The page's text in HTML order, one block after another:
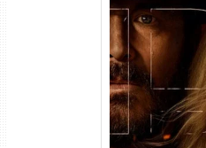
Rancho
Temporada
WEB-DL